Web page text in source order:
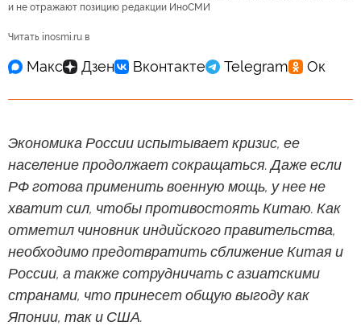
и не отражают позицию редакции ИноСМИ
Читать inosmi.ru в
Экономика России испытывает кризис, ее
население продолжает сокращаться. Даже если
РФ готова применить военную мощь, у нее не
хватит сил, чтобы противостоять Китаю. Как
отметил чиновник индийского правительства,
необходимо предотвратить сближение Китая и
России, а также сотрудничать с азиатскими
странами, что принесет общую выгоду как
Японии, так и США.